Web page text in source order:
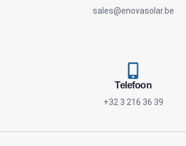
sales@enovasolar.be
Telefoon
+32 3 216 36 39